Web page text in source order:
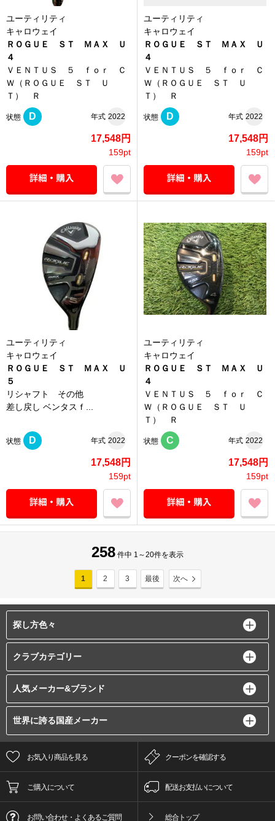
ユーティリティ
キャロウェイ
ＲＯＧＵＥ ＳＴ ＭＡＸ Ｕ
４
ＶＥＮＴＵＳ ５ ｆｏｒ Ｃ
Ｗ（ＲＯＧＵＥ ＳＴ Ｕ
Ｔ） Ｒ
状態 D 年式 2022
17,548円
159pt
ユーティリティ
キャロウェイ
ＲＯＧＵＥ ＳＴ ＭＡＸ Ｕ
４
ＶＥＮＴＵＳ ５ ｆｏｒ Ｃ
Ｗ（ＲＯＧＵＥ ＳＴ Ｕ
Ｔ） Ｒ
状態 D 年式 2022
17,548円
159pt
ユーティリティ
キャロウェイ
ＲＯＧＵＥ ＳＴ ＭＡＸ Ｕ
５
リシャフト その他
差し戻し ベンタスｆ...
状態 D 年式 2022
17,548円
159pt
ユーティリティ
キャロウェイ
ＲＯＧＵＥ ＳＴ ＭＡＸ Ｕ
４
ＶＥＮＴＵＳ ５ ｆｏｒ Ｃ
Ｗ（ＲＯＧＵＥ ＳＴ Ｕ
Ｔ） Ｒ
状態 C 年式 2022
17,548円
159pt
258 件中 1～20件を表示
1 2 3 最後 次へ
探し方色々
クラブカテゴリー
人気メーカー&ブランド
世界に誇る国産メーカー
お気入り商品を見る クーポンを確認する
ご購入について 配送お支払いについて
お問い合わせ・よくあるご質問 総合トップ